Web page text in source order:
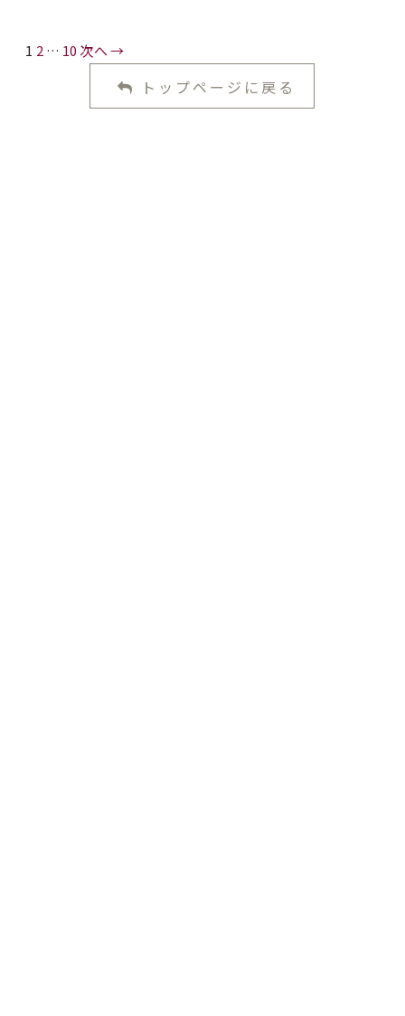
1 2 … 10 次へ →
トップページに戻る